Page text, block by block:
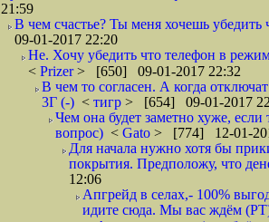
21:59
В чем счастье? Ты меня хочешь
09-01-2017 22:20
Не. Хочу убедить что телефон в
< Prizer> [650] 09-01-2017 22:32
В чем то согласен. А когда
3Г (-) < тигр > [654] 09-01-2017
Чем она будет заметно хуже,
вопрос) < Gato > [774] 12-01-
Для начала нужно хотя бы
покрытия. Предположу, что
12:06
Апгрейд в селах,- 100%
идите сюда. Мы вас ждём